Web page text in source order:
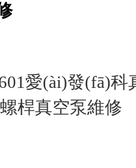
愛(ài)發(fā)科
桿真空泵維修